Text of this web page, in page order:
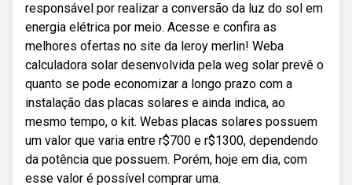
responsável por realizar a conversão da luz do sol em
energia elétrica por meio. Acesse e confira as
melhores ofertas no site da leroy merlin! Weba
calculadora solar desenvolvida pela weg solar prevê o
quanto se pode economizar a longo prazo com a
instalação das placas solares e ainda indica, ao
mesmo tempo, o kit. Webas placas solares possuem
um valor que varia entre r$700 e r$1300, dependendo
da potência que possuem. Porém, hoje em dia, com
esse valor é possível comprar uma.